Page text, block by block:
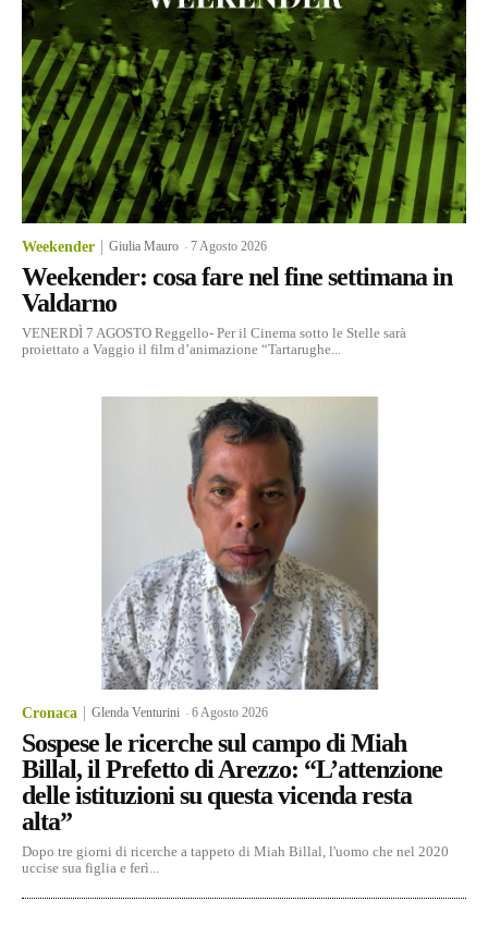
Weekender Giulia Mauro -7 Agosto 2026
Weekender: cosa fare nel fine settimana in
Valdarno
VENERDÌ 7 AGOSTO Reggello- Per il Cinema sotto le Stelle sarà
proiettato a Vaggio il film d’animazione “Tartarughe...
Cronaca Glenda Venturini -6 Agosto 2026
Sospese le ricerche sul campo di Miah
Billal, il Prefetto di Arezzo: “L’attenzione
delle istituzioni su questa vicenda resta
alta”
Dopo tre giorni di ricerche a tappeto di Miah Billal, l'uomo che nel 2020
uccise sua figlia e ferì...